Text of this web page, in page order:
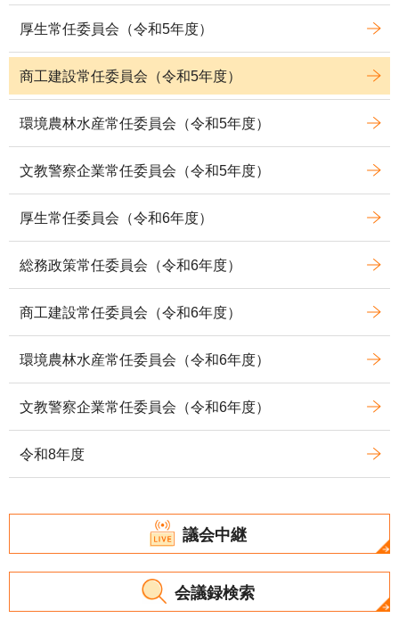
厚生常任委員会（令和5年度）
商工建設常任委員会（令和5年度）
環境農林水産常任委員会（令和5年度）
文教警察企業常任委員会（令和5年度）
厚生常任委員会（令和6年度）
総務政策常任委員会（令和6年度）
商工建設常任委員会（令和6年度）
環境農林水産常任委員会（令和6年度）
文教警察企業常任委員会（令和6年度）
令和8年度
議会中継
会議録検索